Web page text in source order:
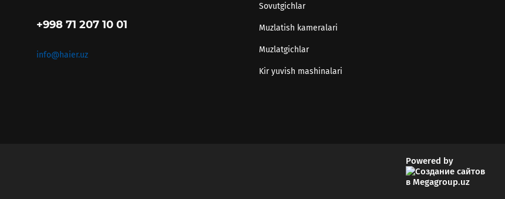
+998 71 207 10 01
info@haier.uz
Sovutgichlar
Muzlatish kameralari
Muzlatgichlar
Kir yuvish mashinalari
Powered by